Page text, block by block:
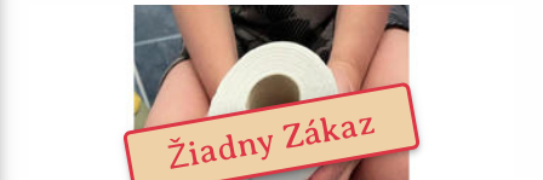
Žiadny Zákaz